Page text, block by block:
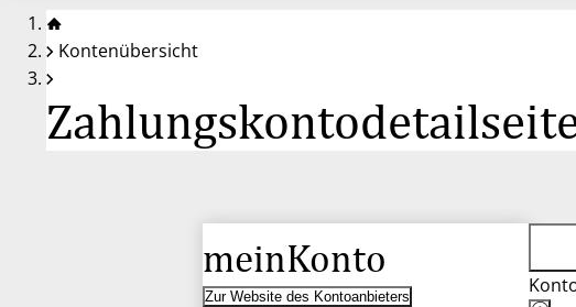
Kontenübersicht
meinKonto
Zur Website des Kontoanbieters